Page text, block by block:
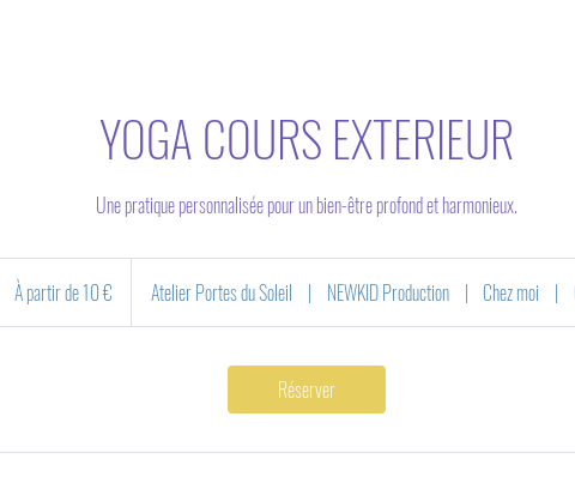
YOGA COURS EXTERIEUR
Une pratique personnalisée pour un bien-être profond et harmonieux.
partirÀ partir de 10 € Atelier Portes du Soleil | NEWKID Production | Chez moi |
Réserver